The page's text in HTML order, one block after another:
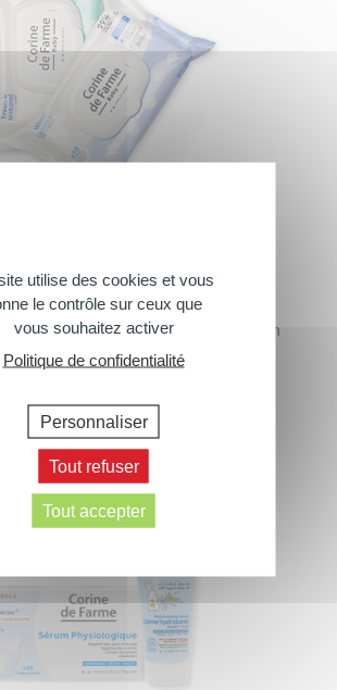
Lingettes bébé
circonstances pour nettoyer en
un seul geste la peau de bébé.
utilise des cookies et vous
le contrôle sur ceux que
vous souhaitez activer
Politique de confidentialité
Personnaliser
Tout refuser
Tout accepter